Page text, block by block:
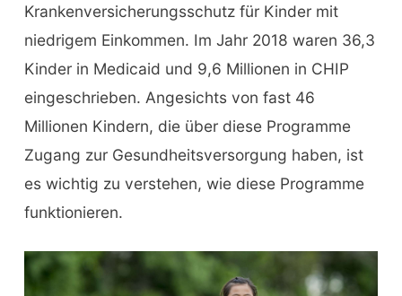
Krankenversicherungsschutz für Kinder mit
niedrigem Einkommen. Im Jahr 2018 waren 36,3
Kinder in Medicaid und 9,6 Millionen in CHIP
eingeschrieben. Angesichts von fast 46
Millionen Kindern, die über diese Programme
Zugang zur Gesundheitsversorgung haben, ist
es wichtig zu verstehen, wie diese Programme
funktionieren.